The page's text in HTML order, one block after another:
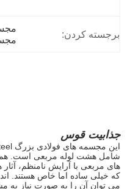
برجسته کردن:
جذابیت قوس
شامل هشت لوله مربعی است.
های مربعی با آرایش نامنظم، آثار
که خیلی ساده اما خاص هستند.
می توان آن را به صورت نیاز به